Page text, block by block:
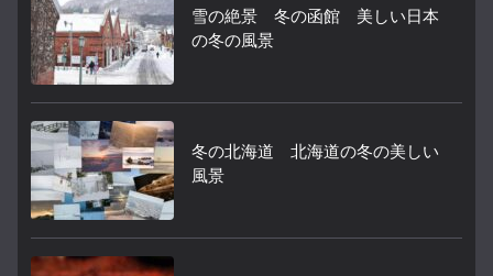
雪の絶景 冬の函館 美しい日本
の冬の風景
冬の北海道 北海道の冬の美しい
風景